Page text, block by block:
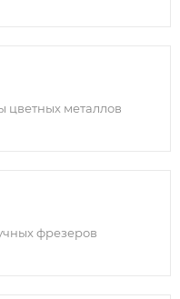
металлов
фрезеров